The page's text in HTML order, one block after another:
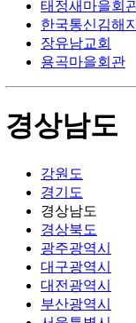
태정새마을회
한국통신김해
장유남교회
용곡마을회관
경상남도
강원도
경기도
경상남도
경상북도
광주광역시
대구광역시
대전광역시
부산광역시